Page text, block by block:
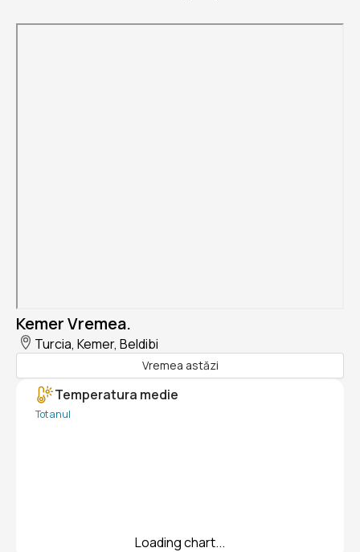
Kemer Vremea.
Turcia, Kemer, Beldibi
Vremea astăzi
Temperatura medie
Tot anul
Loading chart...